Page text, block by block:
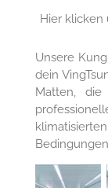
Hier klicken
Unsere
dein
Matten,